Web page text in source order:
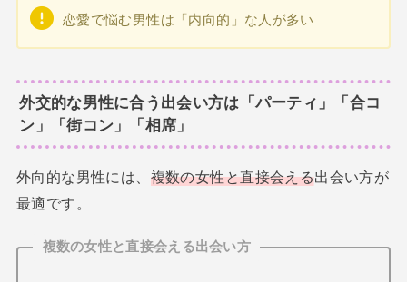
恋愛で悩む男性は「内向的」な人が多い
外交的な男性に合う出会い方は「パーティ」「合コ
ン」「街コン」「相席」
外向的な男性には、 複数の女性と直接会える出会い方が
最適です。
複数の女性と直接会える出会い方